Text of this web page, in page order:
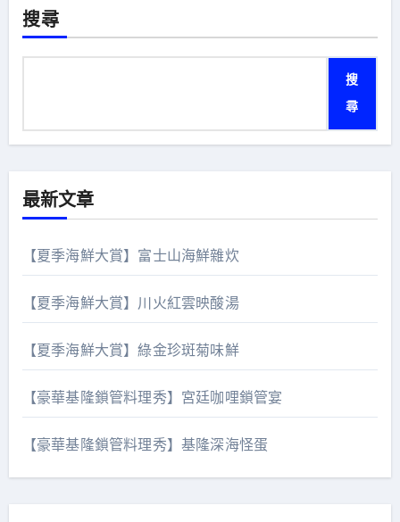
頁
搜尋
搜
尋
最新文章
【夏季海鮮大賞】富士山海鮮雜炊
【夏季海鮮大賞】川火紅雲映酸湯
【夏季海鮮大賞】綠金珍斑菊味鮮
【豪華基隆鎖管料理秀】宮廷咖哩鎖管宴
【豪華基隆鎖管料理秀】基隆深海怪蛋